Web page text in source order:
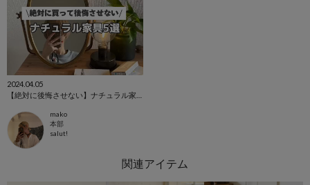
2024.04.05
mako
本部
salut!